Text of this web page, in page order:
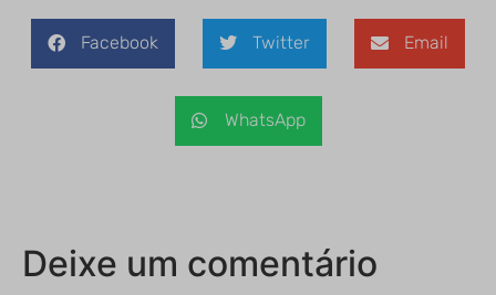
Facebook Twitter Email
WhatsApp
Deixe um comentário